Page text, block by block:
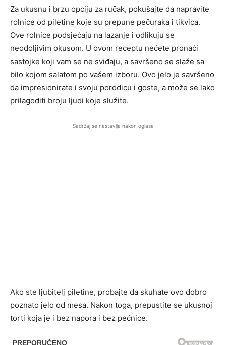
Za ukusnu i brzu opciju za ručak, pokušajte da napravite
rolnice od piletine koje su prepune pečuraka i tikvica.
Ove rolnice podsjećaju na lazanje i odlikuju se
neodoljivim okusom. U ovom receptu nećete pronaći
sastojke koji vam se ne sviđaju, a savršeno se slaže sa
bilo kojom salatom po vašem izboru. Ovo jelo je savršeno
da impresionirate i svoju porodicu i goste, a može se lako
prilagoditi broju ljudi koje služite.
Sadržaj se nastavlja nakon oglasa
Ako ste ljubitelj piletine, probajte da skuhate ovo dobro
poznato jelo od mesa. Nakon toga, prepustite se ukusnoj
torti koja je i bez napora i bez pećnice.